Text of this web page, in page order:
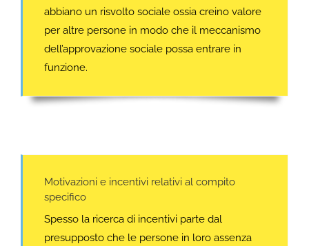
abbiano un risvolto sociale ossia creino valore
per altre persone in modo che il meccanismo
dell’approvazione sociale possa entrare in
funzione.
Motivazioni e incentivi relativi al compito
specifico
Spesso la ricerca di incentivi parte dal
presupposto che le persone in loro assenza